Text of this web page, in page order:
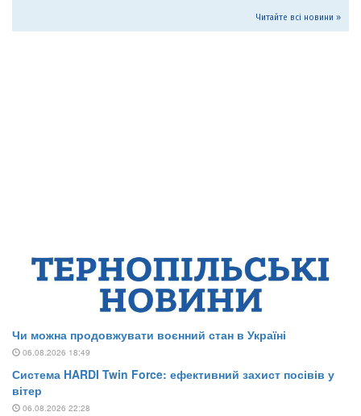
Читайте всі новини »